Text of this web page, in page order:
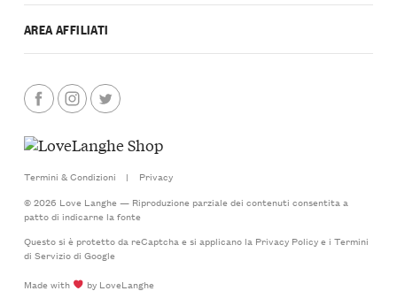
AREA AFFILIATI
Termini & Condizioni |
Privacy
© 2026 Love Langhe — Riproduzione parziale dei contenuti consentita a
patto di indicarne la fonte
Questo si è protetto da reCaptcha e si applicano la Privacy Policye i Termini
di Serviziodi Google
Made with
by LoveLanghe